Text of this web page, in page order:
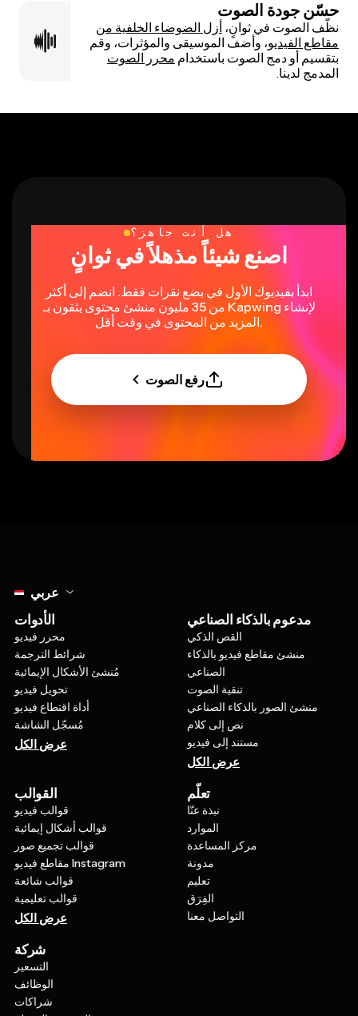
حسّن جودة الصوت
نظّف الصوت في ثوانٍ، أزل الضوضاء الخلفية من
مقاطع الفيديو، وأضف الموسيقى والمؤثرات، وقم
بتقسيم أو دمج الصوت باستخدام محرر الصوت
المدمج لدينا.
هل أنت جاهز؟
اصنع شيئاً مذهلاً في ثوانٍ
ابدأ بفيديوك الأول في بضع نقرات فقط. انضم إلى أكثر
من 35 مليون منشئ محتوى يثقون بـ Kapwing لإنشاء
المزيد من المحتوى في وقت أقل.
رفع الصوت
عربي
الأدوات
محرر فيديو
شرائط الترجمة
مُنشئ الأشكال الإيمائية
تحويل فيديو
أداة اقتطاع فيديو
مُسجّل الشاشة
عرض الكل
مدعوم بالذكاء الصناعي
القص الذكي
منشئ مقاطع فيديو بالذكاء
الصناعي
تنقية الصوت
منشئ الصور بالذكاء الصناعي
نص إلى كلام
مستند إلى فيديو
عرض الكل
القوالب
قوالب فيديو
قوالب أشكال إيمائية
قوالب تجميع صور
مقاطع فيديو Instagram
قوالب شائعة
قوالب تعليمية
عرض الكل
تعلّم
نبذة عنّا
الموارد
مركز المساعدة
مدونة
تعليم
الفِرَق
التواصل معنا
شركة
التسعير
الوظائف
شراكات